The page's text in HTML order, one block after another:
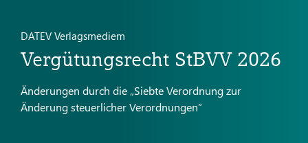
DATEV Verlagsmediem
Vergütungsrecht StBVV 2026
Änderungen durch die „Siebte Verordnung zur
Änderung steuerlicher Verordnungen“